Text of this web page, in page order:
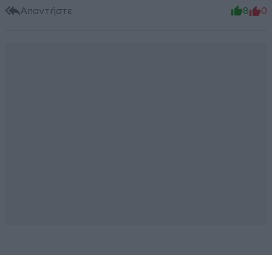
Απαντήστε 8 0